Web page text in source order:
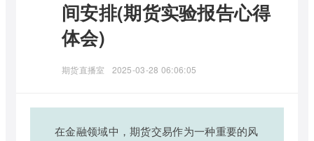
间安排(期货实验报告心得
体会)
期货直播室 2025-03-28 06:06:05
在金融领域中，期货交易作为一种重要的风